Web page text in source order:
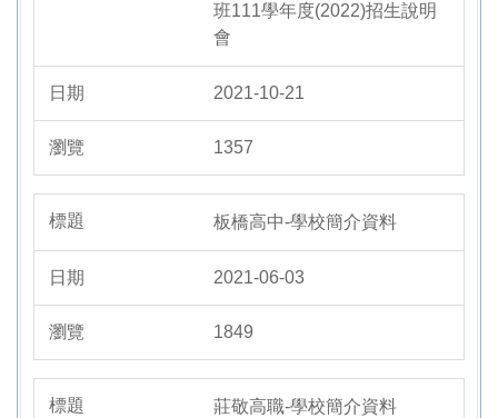
班111學年度(2022)招生說明
會
2021-10-21
1357
板橋高中-學校簡介資料
2021-06-03
1849
莊敬高職-學校簡介資料